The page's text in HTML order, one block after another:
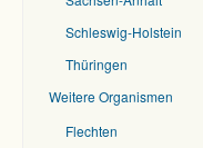
Schleswig-Holstein
Thüringen
Weitere Organismen
Flechten